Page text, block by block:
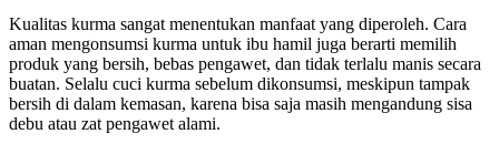
Kualitas kurma sangat menentukan manfaat yang diperoleh. Cara
aman mengonsumsi kurma untuk ibu hamil juga berarti memilih
produk yang bersih, bebas pengawet, dan tidak terlalu manis secara
buatan. Selalu cuci kurma sebelum dikonsumsi, meskipun tampak
bersih di dalam kemasan, karena bisa saja masih mengandung sisa
debu atau zat pengawet alami.